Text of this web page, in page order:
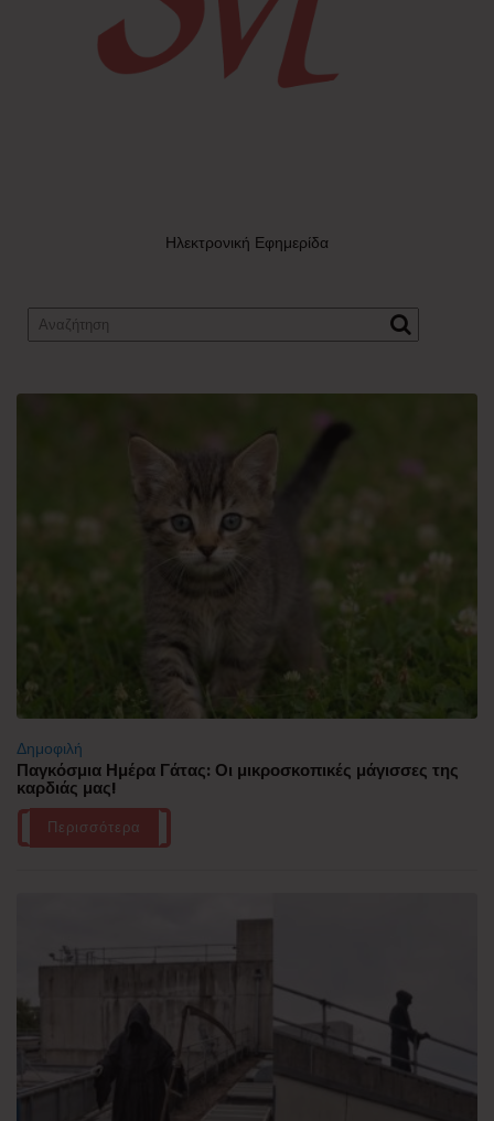
Ηλεκτρονική Εφημερίδα
Δημοφιλή
Παγκόσμια Ημέρα Γάτας: Οι μικροσκοπικές μάγισσες της
καρδιάς μας!
Περισσότερα